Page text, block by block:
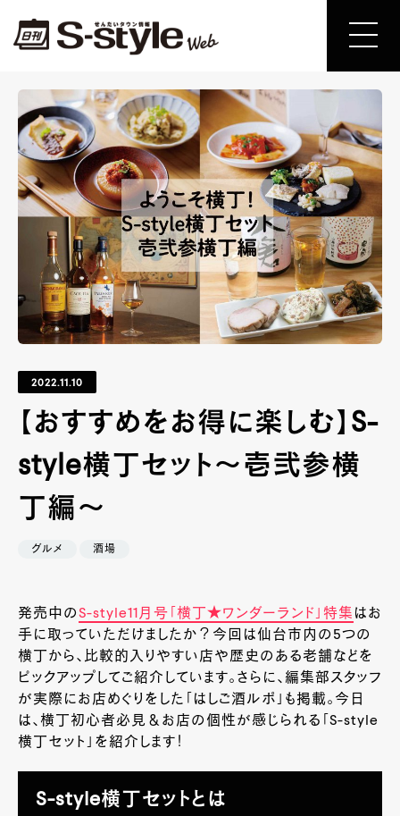
2022.11.10
【おすすめをお得に楽しむ】S-
style横丁セット～壱弐参横
丁編～
グルメ 酒場
発売中のS-style11 月号「横丁★ワンダーランド」特集 はお
手に取っていただけましたか？今回は仙台市内の 5つの
横丁から、比較的入りやすい店や歴史のある老舗などを
ピックアップしてご紹介しています。さらに、編集部スタッフ
が実際にお店めぐりをした「はしご酒ルポ」も掲載。今日
は、横丁初心者必見＆お店の個性が感じられる「 S-style
横丁セット」を紹介します！
S-style横丁セットとは